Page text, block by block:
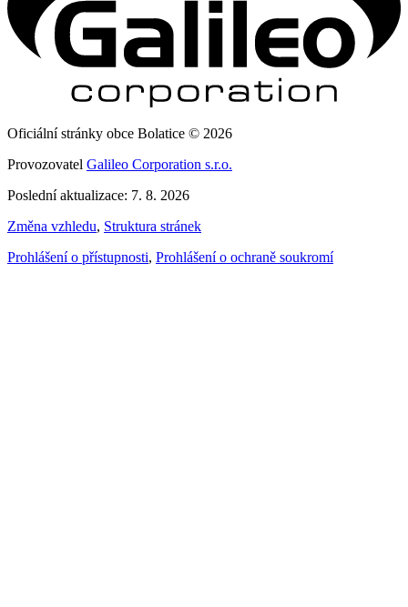
Oficiální stránky obce Bolatice © 2026
Provozovatel Galileo Corporation s.r.o.
Poslední aktualizace: 7. 8. 2026
Změna vzhledu, Struktura stránek
Prohlášení o přístupnosti, Prohlášení o ochraně soukromí